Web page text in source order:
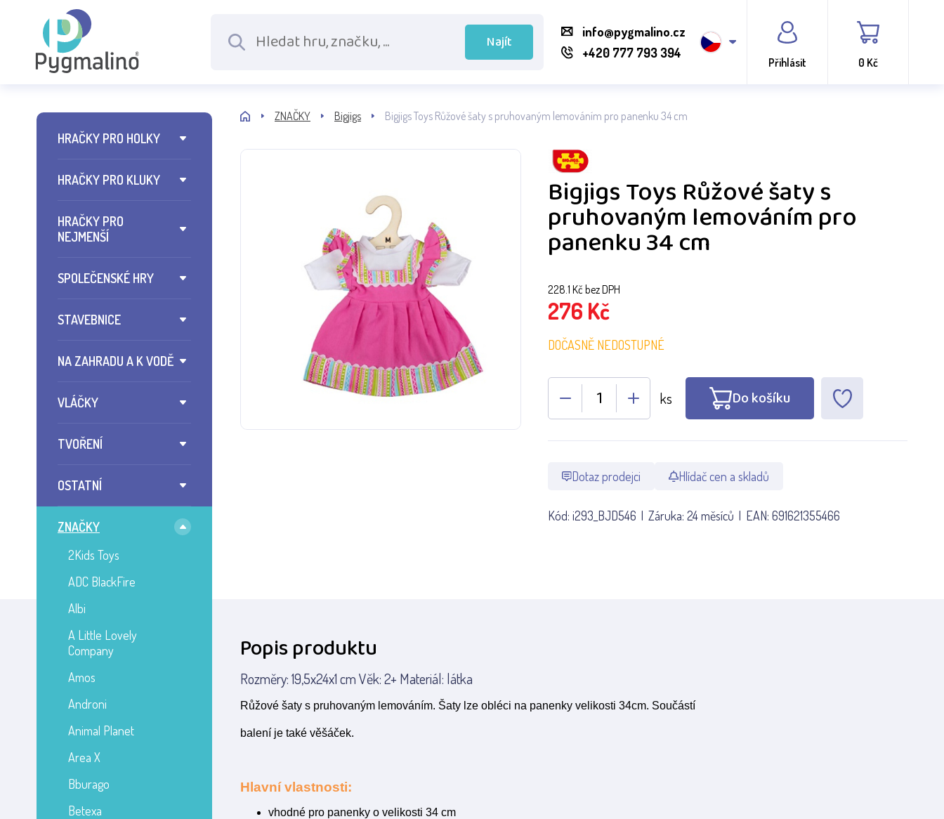
Najít
info@pygmalino.cz
+420 777 793 394
Přihlásit 0 Kč
HRAČKY PRO HOLKY
HRAČKY PRO KLUKY
HRAČKY PRO
NEJMENŠÍ
SPOLEČENSKÉ HRY
STAVEBNICE
NA ZAHRADU A K VODĚ
VLÁČKY
TVOŘENÍ
OSTATNÍ
ZNAČKY
2Kids Toys
ADC BlackFire
Albi
A Little Lovely
Company
Amos
Androni
Animal Planet
Area X
Bburago
Betexa
ZNAČKY Bigjigs Bigjigs Toys Růžové šaty s pruhovaným lemováním pro panenku 34 cm
Bigjigs Toys Růžové šaty s
pruhovaným lemováním pro
panenku 34 cm
228.1 Kč bez DPH
276 Kč
DOČASNĚ NEDOSTUPNÉ
ks Do košíku
Dotaz prodejci Hlídač cen a skladů
Kód: i293_BJD546 Záruka: 24 měsíců EAN: 691621355466
Popis produktu
Rozměry: 19,5x24x1 cm Věk: 2+ Materiál: látka
Růžové šaty s pruhovaným lemováním. Šaty lze obléci na panenky velikosti 34cm. Součástí
balení je také věšáček.
Hlavní vlastnosti:
vhodné pro panenky o velikosti 34 cm